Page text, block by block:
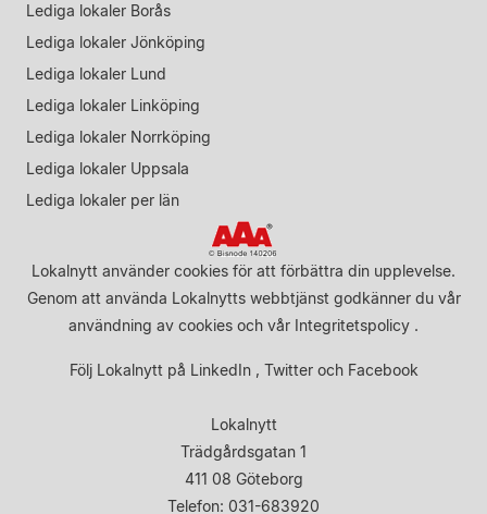
Lediga lokaler Borås
Lediga lokaler Jönköping
Lediga lokaler Lund
Lediga lokaler Linköping
Lediga lokaler Norrköping
Lediga lokaler Uppsala
Lediga lokaler per län
Lokalnytt använder cookies för att förbättra din upplevelse.
Genom att använda Lokalnytts webbtjänst godkänner du vår
användning av cookies och vår Integritetspolicy .
Följ Lokalnytt på LinkedIn, Twitteroch Facebook
Lokalnytt
Trädgårdsgatan 1
411 08 Göteborg
Telefon: 031-683920